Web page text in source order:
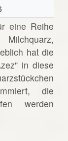
eine Reihe
hat die
in diese
die
werden